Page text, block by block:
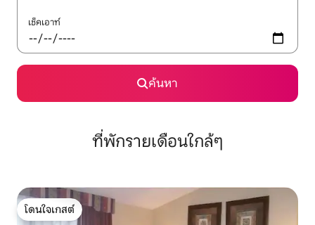
เช็คเอาท์
ค้นหา
ที่พักรายเดือนใกล้ๆ
โดนใจเกสต์
โดนใจเกสต์